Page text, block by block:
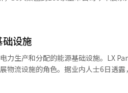
部董事从843人减少到807人，降幅
事会的可能性。今年股东大会上，有
乐天化学、GS全球、韩进KAL、LS
推动缩减董事人数，但晓星重工的
，数量最多，其次是晓星4家，乐天
有股份销毁义务化在内的第三次修正
设施
力生产和分配的能源基础设施。LX
物流设施的角色。据业内人士6日透
心太阳能项目扩展合作”谅解备忘录